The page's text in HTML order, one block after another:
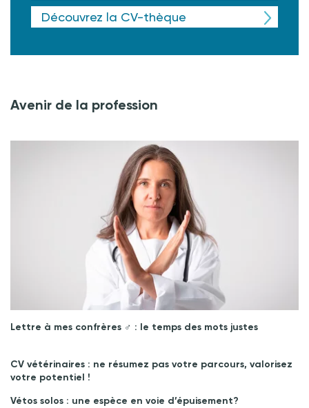
Découvrez la CV-thèque
Avenir de la profession
Lettre à mes confrères ♂︎ : le temps des mots justes
CV vétérinaires : ne résumez pas votre parcours, valorisez
votre potentiel !
Vétos solos : une espèce en voie d’épuisement?